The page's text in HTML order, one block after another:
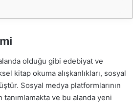
olduğu gibi edebiyat ve
kitap okuma alışkanlıkları, sosyal
Sosyal medya platformlarının
ve bu alanda yeni